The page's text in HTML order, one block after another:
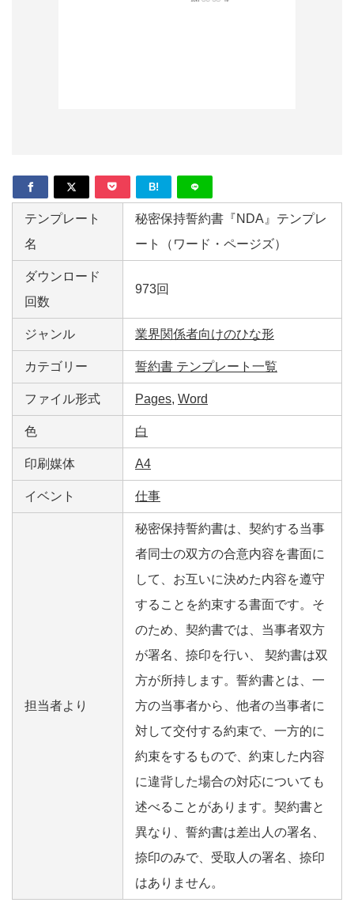
B!
テンプレート
名
秘密保持誓約書『NDA』テンプレ
ート（ワード・ページズ）
ダウンロード
回数
973回
ジャンル 業界関係者向けのひな形
カテゴリー 誓約書 テンプレート一覧
ファイル形式 Pages, Word
色 白
印刷媒体 A4
イベント 仕事
担当者より
秘密保持誓約書は、契約する当事
者同士の双方の合意内容を書面に
して、お互いに決めた内容を遵守
することを約束する書面です。そ
のため、契約書では、当事者双方
が署名、捺印を行い、 契約書は双
方が所持します。誓約書とは、一
方の当事者から、他者の当事者に
対して交付する約束で、一方的に
約束をするもので、約束した内容
に違背した場合の対応についても
述べることがあります。契約書と
異なり、誓約書は差出人の署名、
捺印のみで、受取人の署名、捺印
はありません。